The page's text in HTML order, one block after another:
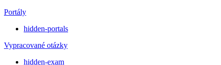
Portály
hidden-portals
Vypracované otázky
hidden-exam